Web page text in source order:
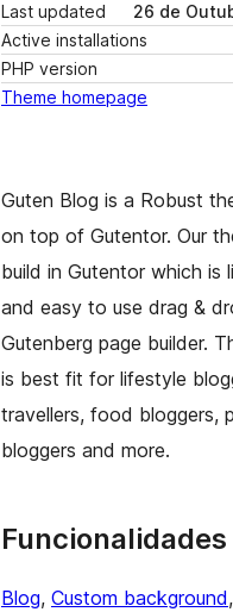
Last updated
26 de
Active installations
PHP version
Theme homepage
Guten Blog is a Robust
on top of Gutentor. Our
build in Gutentor which is
and easy to use drag &
Gutenberg page builder.
is best fit for lifestyle
travellers, food bloggers,
bloggers and more.
Funcionalidades
Blog, Custom background,